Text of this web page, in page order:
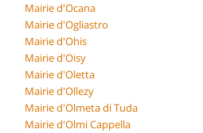
Mairie d'Ocana
Mairie d'Ogliastro
Mairie d'Ohis
Mairie d'Oisy
Mairie d'Oletta
Mairie d'Ollezy
Mairie d'Olmeta di Tuda
Mairie d'Olmi Cappella